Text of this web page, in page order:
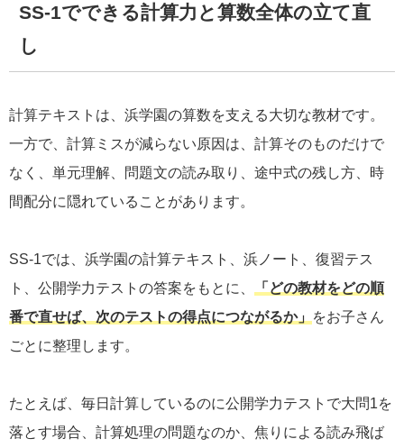
SS-1でできる計算力と算数全体の立て直
し
計算テキストは、浜学園の算数を支える大切な教材です。
一方で、計算ミスが減らない原因は、計算そのものだけで
なく、単元理解、問題文の読み取り、途中式の残し方、時
間配分に隠れていることがあります。
SS-1では、浜学園の計算テキスト、浜ノート、復習テス
ト、公開学力テストの答案をもとに、
「どの教材をどの順
番で直せば、次のテストの得点につながるか」
をお子さん
ごとに整理します。
たとえば、毎日計算しているのに公開学力テストで大問1を
落とす場合、計算処理の問題なのか、焦りによる読み飛ば